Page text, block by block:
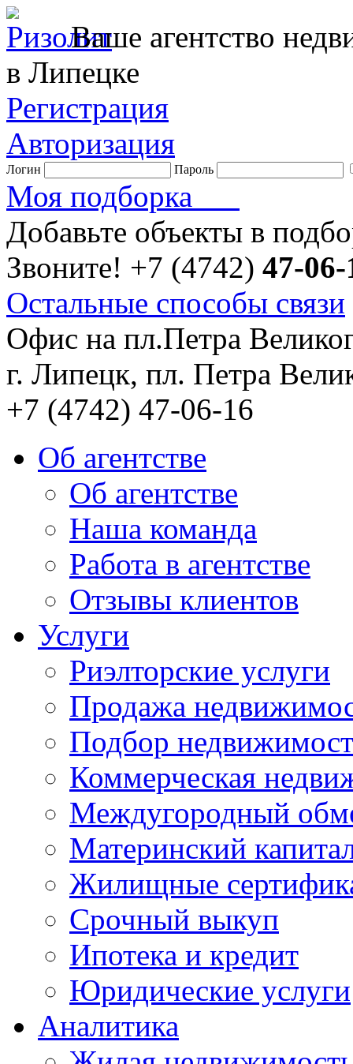
Ваше агентство
в Липецке
Регистрация
Авторизация
Логин Пароль
Моя подборка
Добавьте объекты в
Звоните! +7 (4742) 47-06-
Остальные способы связи
Офис на пл.Петра
г. Липецк, пл. Петра
+7 (4742) 47-06-16
Об агентстве
Об агентстве
Наша команда
Работа в агентстве
Отзывы клиентов
Услуги
Риэлторские услуги
Продажа
Подбор
Коммерческая
Междугородный
Материнский
Жилищные
Срочный выкуп
Ипотека и кредит
Юридические услуги
Аналитика